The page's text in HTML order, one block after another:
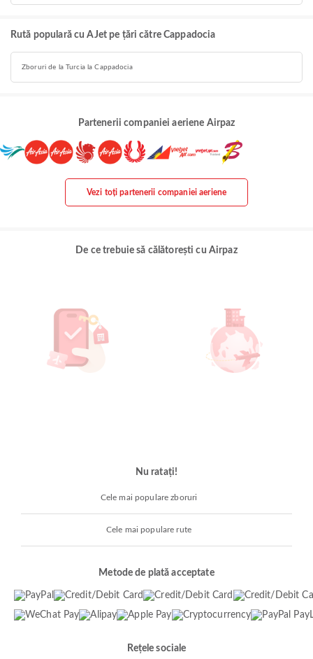
Rută populară cu AJet pe țări către Cappadocia
Zboruri de la Turcia la Cappadocia
Partenerii companiei aeriene Airpaz
Vezi toți partenerii companiei aeriene
De ce trebuie să călătorești cu Airpaz
Nu ratați!
Cele mai populare zboruri
Cele mai populare rute
Metode de plată acceptate
Rețele sociale